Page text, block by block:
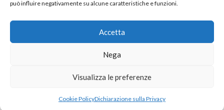
può influire negativamente su alcune caratteristiche e funzioni.
Accetta
Nega
Visualizza le preferenze
Cookie PolicyDichiarazione sulla Privacy
©2026 All Rights Reserverd.
Nazionale dei Giornalisti tessera n° 170656